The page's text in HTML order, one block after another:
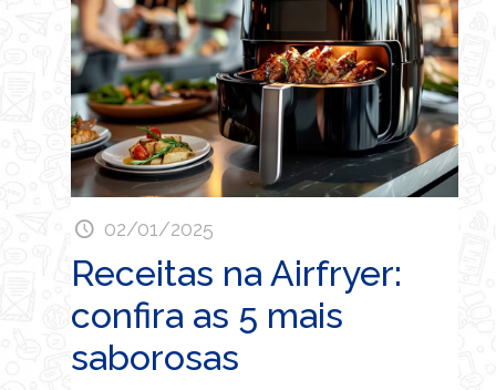
02/01/2025
Receitas na Airfryer:
confira as 5 mais
saborosas